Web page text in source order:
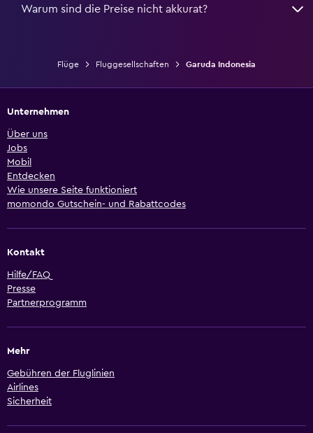
Warum sind die Preise nicht akkurat?
Flüge Fluggesellschaften Garuda Indonesia
Unternehmen
Über uns
Jobs
Mobil
Entdecken
Wie unsere Seite funktioniert
momondo Gutschein- und Rabattcodes
Kontakt
Hilfe/FAQ
Presse
Partnerprogramm
Mehr
Gebühren der Fluglinien
Airlines
Sicherheit